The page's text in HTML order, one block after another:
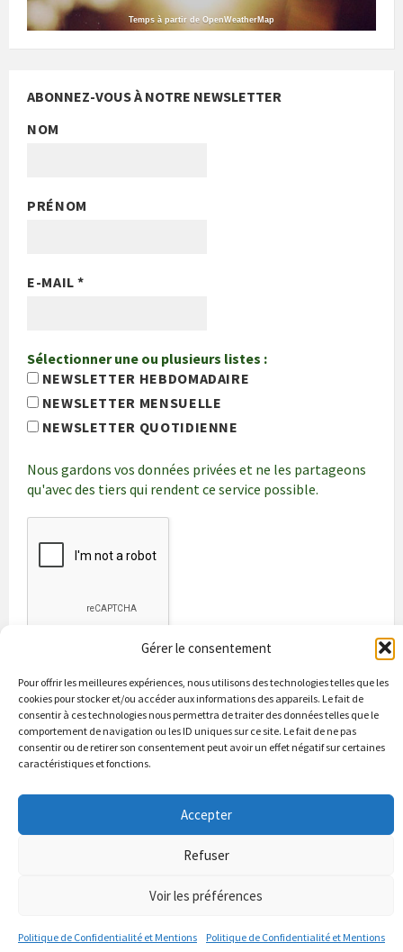
Gérer le consentement
Pour offrir les meilleures expériences, nous utilisons des technologies telles que les
cookies pour stocker et/ou accéder aux informations des appareils. Le fait de
consentir à ces technologies nous permettra de traiter des données telles que le
comportement de navigation ou les ID uniques sur ce site. Le fait de ne pas
consentir ou de retirer son consentement peut avoir un effet négatif sur certaines
caractéristiques et fonctions.
Accepter
Refuser
Voir les préférences
Politique de Confidentialité et Mentions Politique de Confidentialité et Mentions
Temps à partir de OpenWeatherMap
ABONNEZ-VOUS À NOTRE NEWSLETTER
NOM
PRÉNOM
E-MAIL*
Sélectionner une ou plusieurs listes :
NEWSLETTER HEBDOMADAIRE
NEWSLETTER MENSUELLE
NEWSLETTER QUOTIDIENNE
Nous gardons vos données privées et ne les partageons
qu'avec des tiers qui rendent ce service possible.
Contacts & renseignements
© 2026 Site officiel de la commune de Puycapel dans le Cantal
Conformité à la loi RGPD
Puycapel.fr utilise des cookies pour améliorer les performance et
votre usage du site web. nous présumons de votre accord pour